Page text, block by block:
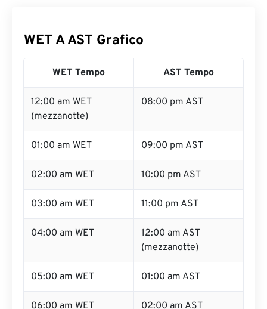
WET A AST Grafico
WET Tempo AST Tempo
12:00 am WET
(mezzanotte)
08:00 pm AST
01:00 am WET 09:00 pm AST
02:00 am WET 10:00 pm AST
03:00 am WET 11:00 pm AST
04:00 am WET
12:00 am AST
(mezzanotte)
05:00 am WET 01:00 am AST
06:00 am WET 02:00 am AST